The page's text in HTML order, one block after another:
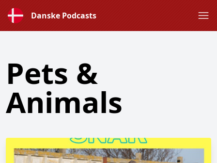
Danske Podcasts
Pets &
Animals